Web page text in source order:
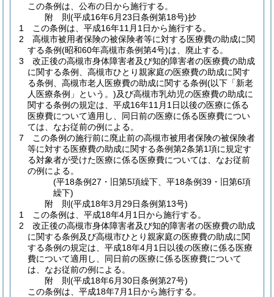
この条例は、公布の日から施行する。
附 則(平成16年6月23日条例第18号)抄
1
この条例は、平成16年11月1日から施行する。
2
高槻市被用者保険の被保険者等に対する医療費の助成に関
する条例(昭和60年高槻市条例第4号)は、廃止する。
3
改正後の高槻市身体障害者及び知的障害者の医療費の助成
に関する条例、高槻市ひとり親家庭の医療費の助成に関す
る条例、高槻市老人医療費の助成に関する条例(以下「新老
人医療条例」という。)及び高槻市乳幼児の医療費の助成に
関する条例の規定は、平成16年11月1日以後の医療に係る
医療費について適用し、同日前の医療に係る医療費につい
ては、なお従前の例による。
7
この条例の施行前に廃止前の高槻市被用者保険の被保険者
等に対する医療費の助成に関する条例第2条第1項に規定す
る対象者が受けた医療に係る医療費については、なお従前
の例による。
(平18条例27・旧第5項繰下、平18条例39・旧第6項
繰下)
附 則(平成18年3月29日条例第13号)
1
この条例は、平成18年4月1日から施行する。
2
改正後の高槻市身体障害者及び知的障害者の医療費の助成
に関する条例及び高槻市ひとり親家庭の医療費の助成に関
する条例の規定は、平成18年4月1日以後の医療に係る医療
費について適用し、同日前の医療に係る医療費について
は、なお従前の例による。
附 則(平成18年6月30日条例第27号)
この条例は、平成18年7月1日から施行する。